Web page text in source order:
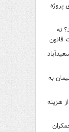
پروژه
نه
قانون
سعیدآباد
به
هزینه